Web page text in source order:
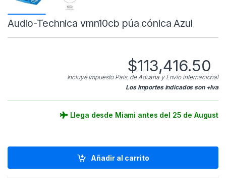
Audio-Technica vmn10cb púa cónica Azul
$113,416.50
Incluye Impuesto País, de Aduana y Envío internacional
Los Importes indicados son +Iva
Llega desde Miami antes del 25 de August
Añadir al carrito